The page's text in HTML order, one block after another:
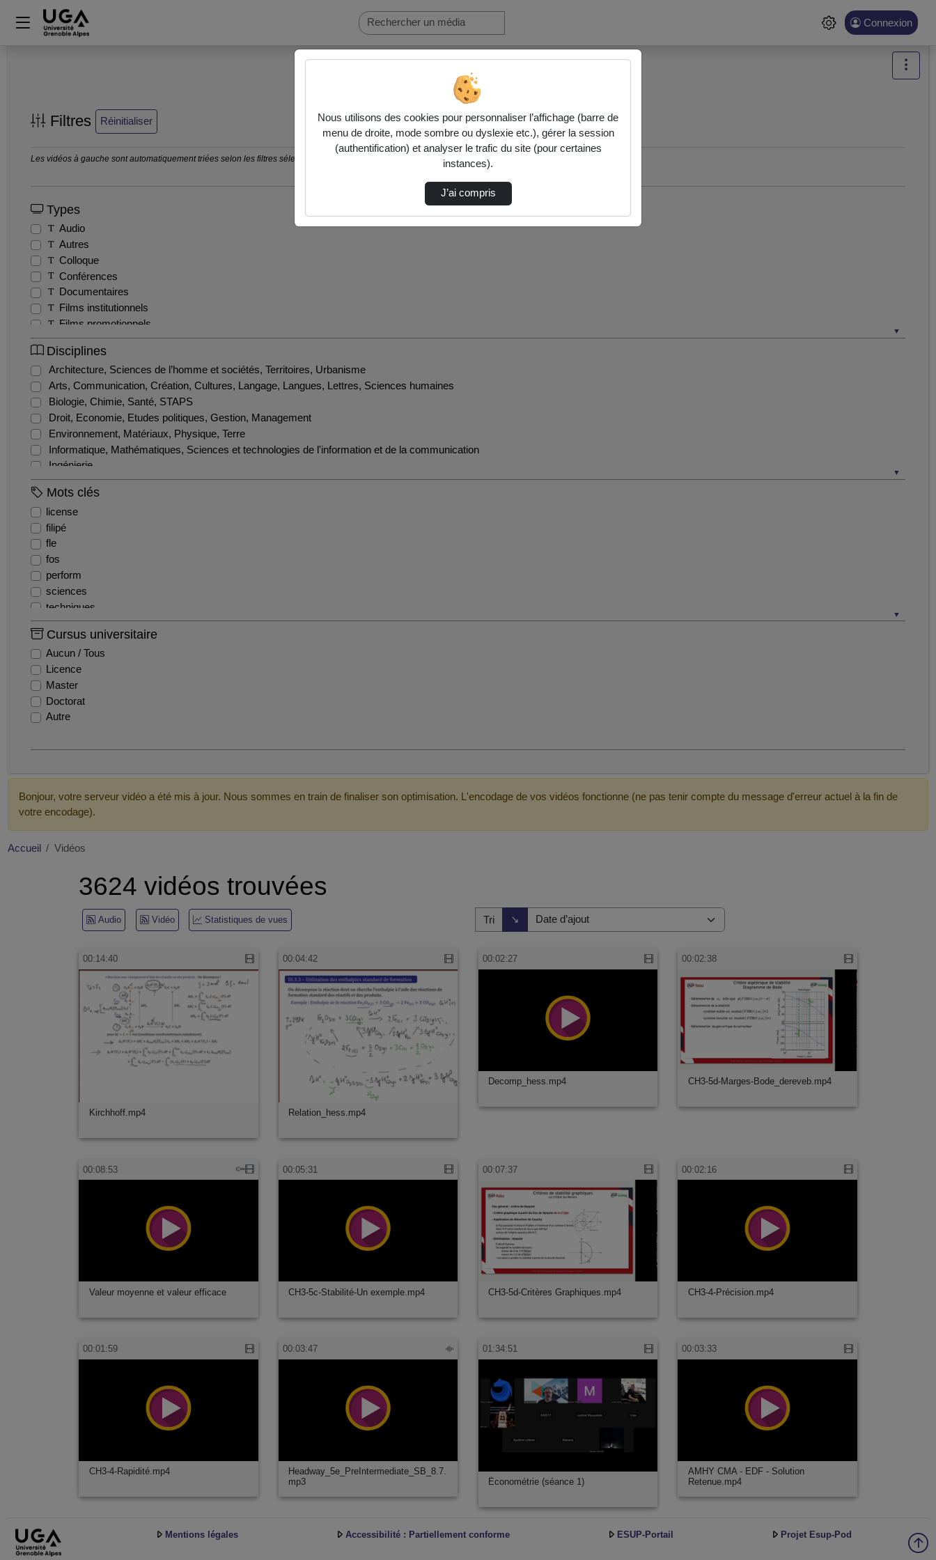
Connexion
Filtres Réinitialiser
Les vidéos à gauche sont automatiquement triées selon les filtres sélectionnés ci-dessous. Consultez les options pour ajuster les résultats.
Types
Audio
Autres
Colloque
Conférences
Documentaires
Films institutionnels
Films promotionnels
Interview
Production étudiante
Relation presse
Supports pédagogiques
Tutoriels
Disciplines
Architecture, Sciences de l’homme et sociétés, Territoires, Urbanisme
Arts, Communication, Création, Cultures, Langage, Langues, Lettres, Sciences humaines
Biologie, Chimie, Santé, STAPS
Droit, Economie, Etudes politiques, Gestion, Management
Environnement, Matériaux, Physique, Terre
Informatique, Mathématiques, Sciences et technologies de l'information et de la communication
Ingénierie
Métiers de la formation et de l'enseignement
Mots clés
license
filipé
fle
fos
perform
sciences
techniques
anglais
cpp
dsim
gricad
inp'clusion
iut1
lig
mooc
prepa inp
punchy
recherche
Cursus universitaire
Aucun / Tous
Licence
Master
Doctorat
Autre
Bonjour, votre serveur vidéo a été mis à jour. Nous sommes en train de finaliser son optimisation. L'encodage de vos vidéos fonctionne (ne pas tenir compte du message d'erreur actuel à la fin de
votre encodage).
Accueil Vidéos
3624 vidéos trouvées
Audio Vidéo Statistiques de vues Tri ↘
Direction de tri
00:14:40
Kirchhoff.mp4
00:04:42
Relation_hess.mp4
00:02:27
Decomp_hess.mp4
00:02:38
CH3-5d-Marges-Bode_dereveb.mp4
00:08:53
Valeur moyenne et valeur efficace
00:05:31
CH3-5c-Stabilité-Un exemple.mp4
00:07:37
CH3-5d-Critères Graphiques.mp4
00:02:16
CH3-4-Précision.mp4
00:01:59
CH3-4-Rapidité.mp4
00:03:47
Headway_5e_PreIntermediate_SB_8.7.
mp3
01:34:51
Économétrie (séance 1)
00:03:33
AMHY CMA - EDF - Solution
Retenue.mp4
Mentions légales Accessibilité : Partiellement conforme ESUP-Portail Projet Esup-Pod
Nous utilisons des cookies pour personnaliser l’affichage (barre de
menu de droite, mode sombre ou dyslexie etc.), gérer la session
(authentification) et analyser le trafic du site (pour certaines
instances).
J’ai compris